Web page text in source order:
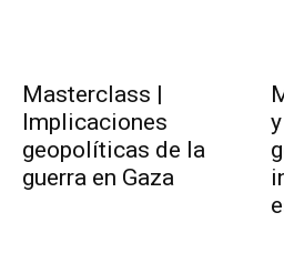
Masterclass |
Implicaciones
geopolíticas de la
guerra en Gaza